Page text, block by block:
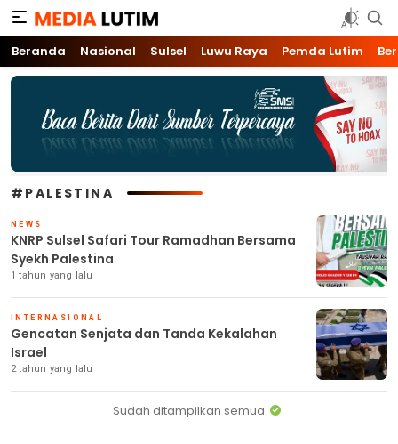
Media Lutim
Info untuk Lutim
Beranda Nasional Sulsel Luwu Raya Pemda Lutim
#PALESTINA
NEWS
KNRP Sulsel Safari Tour Ramadhan Bersama
Syekh Palestina
1 tahun yang lalu
INTERNASIONAL
Gencatan Senjata dan Tanda Kekalahan
Israel
2 tahun yang lalu
Sudah ditampilkan semua